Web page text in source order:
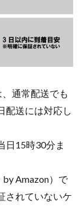
通常配送でも
配送には対応し
日15時30分ま
Amazon）で
されていないケ